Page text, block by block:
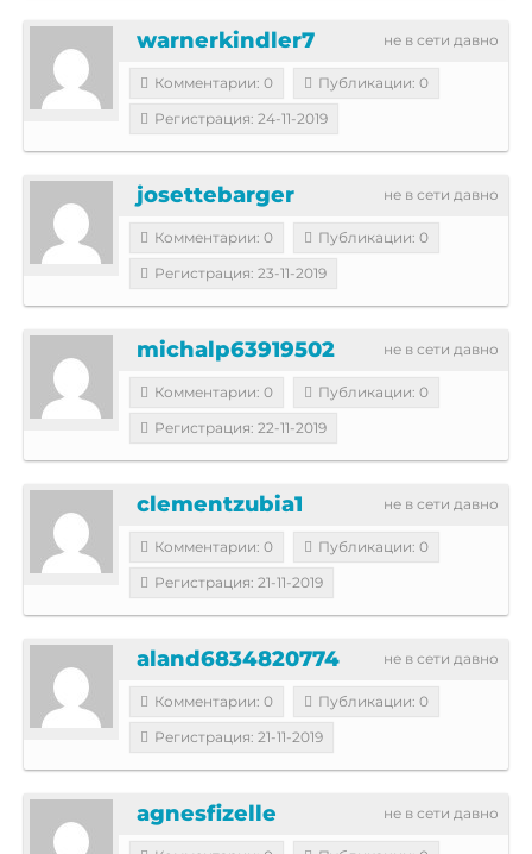
не в сети давно
warnerkindler7
Комментарии: 0
Публикации: 0
Регистрация: 24-11-2019
не в сети давно
josettebarger
Комментарии: 0
Публикации: 0
Регистрация: 23-11-2019
не в сети давно
michalp63919502
Комментарии: 0
Публикации: 0
Регистрация: 22-11-2019
не в сети давно
clementzubia1
Комментарии: 0
Публикации: 0
Регистрация: 21-11-2019
не в сети давно
aland6834820774
Комментарии: 0
Публикации: 0
Регистрация: 21-11-2019
не в сети давно
agnesfizelle